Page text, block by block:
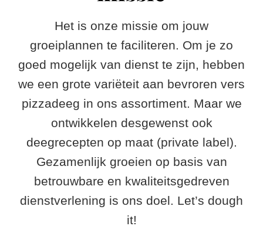
Productie
Gratis groentedeeg overzicht
Nederlands
English
Deutsch
Español
Het is onze missie om jouw
groeiplannen te faciliteren. Om je zo
goed mogelijk van dienst te zijn, hebben
we een grote variëteit aan bevroren vers
pizzadeeg in ons assortiment. Maar we
ontwikkelen desgewenst ook
deegrecepten op maat (private label).
Gezamenlijk groeien op basis van
betrouwbare en kwaliteitsgedreven
dienstverlening is ons doel. Let’s dough
it!